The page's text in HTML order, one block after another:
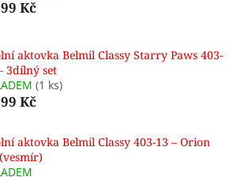
Kč
aktovka Belmil Classy Starry Paws 403-
3dílný set
(1 ks)
Kč
aktovka Belmil Classy 403-13 – Orion